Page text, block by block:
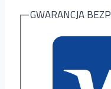
GWARANCJA